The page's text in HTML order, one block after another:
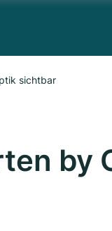
sichtbar
by